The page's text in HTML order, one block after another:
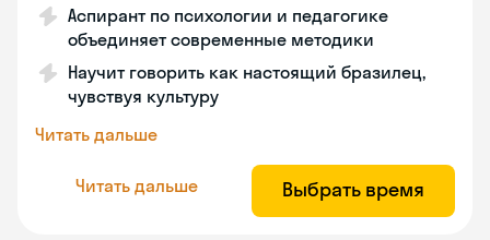
Аспирант по психологии и педагогике
объединяет современные методики
Научит говорить как настоящий бразилец,
чувствуя культуру
Читать дальше
Читать дальше Выбрать время